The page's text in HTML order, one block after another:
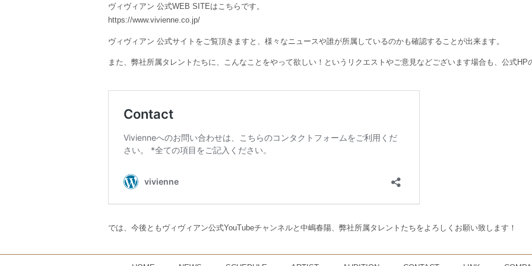
ヴィヴィアン 公式WEB SITEはこちらです。
https://www.vivienne.co.jp/
ヴィヴィアン 公式サイトをご覧頂きますと、様々なニュースや誰が所属しているのかも確認することが出来ます。
また、弊社所属タレントたちに、こんなことをやって欲しい！というリクエストやご意見などございます場合も、公式HP
では、今後ともヴィヴィアン公式YouTubeチャンネルと中嶋春陽、弊社所属タレントたちをよろしくお願い致します！